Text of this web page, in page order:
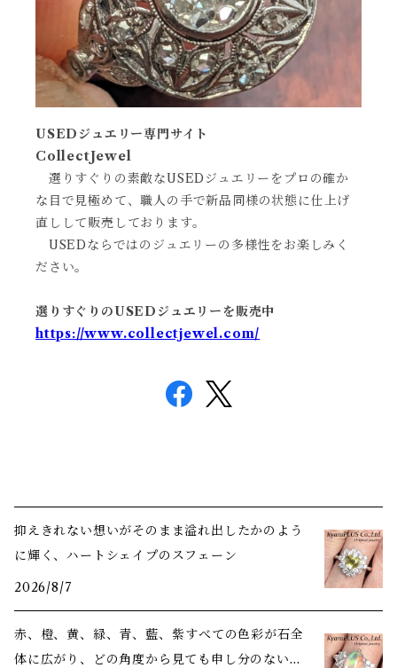
USEDジュエリー専門サイト
CollectJewel
選りすぐりの素敵なUSEDジュエリーをプロの確か
な目で見極めて、職人の手で新品同様の状態に仕上げ
直しして販売しております。
USEDならではのジュエリーの多様性をお楽しみく
ださい。
選りすぐりのUSEDジュエリーを販売中
https://www.collectjewel.com/
抑えきれない想いがそのまま溢れ出したかのよう
に輝く、ハートシェイプのスフェーン
2026/8/7
赤、橙、黄、緑、青、藍、紫――すべての色彩が石全
体に広がり、どの角度から見ても申し分のない美